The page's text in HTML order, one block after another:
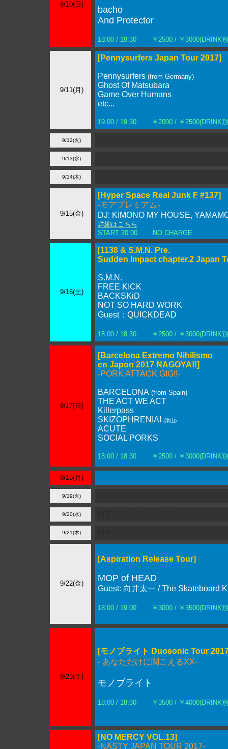
9/10(日)
bacho
And Protector
18:00 / 18:30 ￥2500 / ￥3000(DRINK
9/11(月)
[Pennysurfers Japan Tour 2017]
Pennysurfers (from Germany)
Ghost Of Matsubara
Game Over Humans
etc...
19:00 / 19:30 ￥2000 / ￥2500(DRINK
9/12(火)
9/13(水)
9/14(木)
9/15(金)
[Hyper Space Real Junk F #137]
-モアプレミアム-
DJ: KIMONO MY HOUSE,
詳細はこちら
START 20:00 NO CHARGE
9/16(土)
[1138 & S.M.N. Pre.
Sudden Impact chapter.2 Japan
S.M.N.
FREE KICK
BACKSKiD
NOT SO HARD WORK
Guest：QUICKDEAD
18:00 / 18:30 ￥2500 / ￥3000(DRINK
9/17(日)
[Barcelona Extremo Nihilismo
en Japon 2017 NAGOYA!!]
-PORK ATTACK GIG!!-
BARCELONA (from Spain)
THE ACT WE ACT
Killerpass
SKIZOPHRENIA! (津山)
ACUTE
SOCIAL PORKS
18:00 / 18:30 ￥2500 / ￥3000(DRINK
9/18(月)
9/19(火)
9/20(水)
9/21(木)
9/22(金)
[Aspiration Release Tour]
MOP of HEAD
Guest: 向井太一 / The Skateboard
18:00 / 19:00 ￥3000 / ￥3500(DRINK
9/23(土)
[モノブライト Duosonic Tour
- あなただけに聞こえるXX-
モノブライト
18:00 / 18:30 ￥3500 / ￥4000(DRINK
[NO MERCY VOL.13]
-NASTY JAPAN TOUR 2017-